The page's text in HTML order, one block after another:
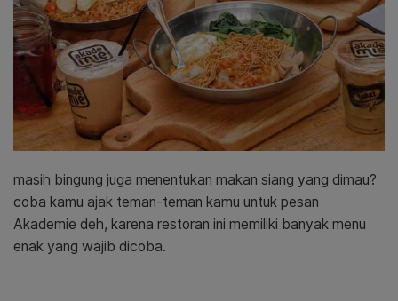
masih bingung juga menentukan makan siang yang dimau?
coba kamu ajak teman-teman kamu untuk pesan
Akademie deh, karena restoran ini memiliki banyak menu
enak yang wajib dicoba.